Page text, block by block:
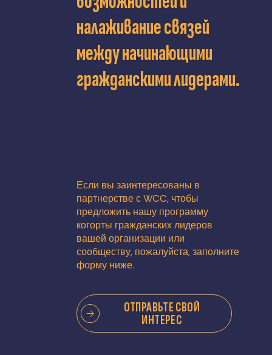
налаживание связей
между начинающими
гражданскими лидерами.
Если вы заинтересованы в
партнерстве с WCC, чтобы
предложить нашу программу
когорты гражданских лидеров
вашей организации или
сообществу, пожалуйста, заполните
форму ниже.
ОТПРАВЬТЕ СВОЙ
ИНТЕРЕС